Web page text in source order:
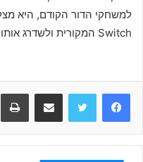
למשחקי הדור הקודם, היא
Switch המקורית ולשדרג אותו לרמה חדשה.